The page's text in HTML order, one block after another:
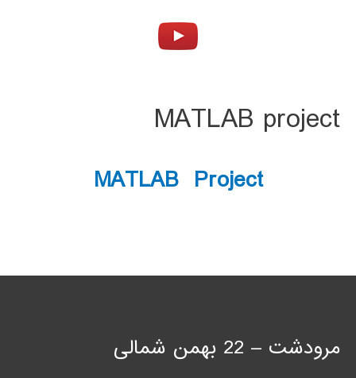
MATLAB project
MATLAB Project
مرودشت – 22 بهمن شمالی